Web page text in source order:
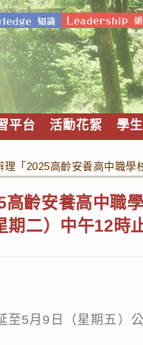
平台 活動花絮 學
「2025高齡安養高中職
齡安養高中職
期二）中午12時
5月9日（星期五）公